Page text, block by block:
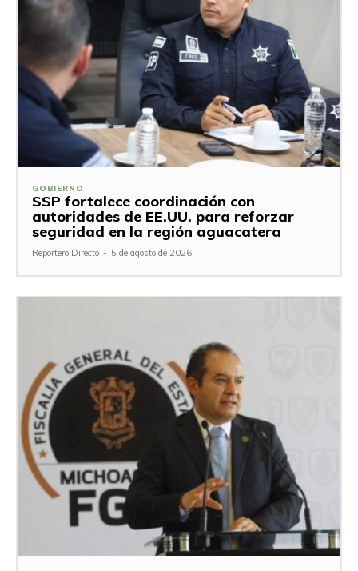
GOBIERNO
SSP fortalece coordinación con
autoridades de EE.UU. para reforzar
seguridad en la región aguacatera
Reportero Directo - 5 de agosto de 2026